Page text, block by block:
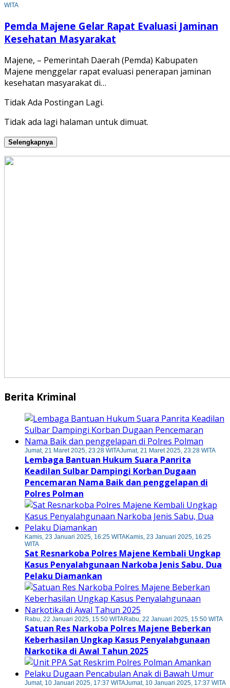
WITA
Pemda Majene Gelar Rapat Evaluasi Jaminan
Kesehatan Masyarakat
Majene, – Pemerintah Daerah (Pemda) Kabupaten
Majene menggelar rapat evaluasi penerapan jaminan
kesehatan masyarakat di…
Tidak Ada Postingan Lagi.
Tidak ada lagi halaman untuk dimuat.
Selengkapnya
Berita Kriminal
Jumat, 21 Maret 2025, 23:28 WITAJumat, 21 Maret 2025, 23:28 WITA
Lembaga Bantuan Hukum Suara Panrita
Keadilan Sulbar Dampingi Korban Dugaan
Pencemaran Nama Baik dan penggelapan di
Polres Polman
Kamis, 23 Januari 2025, 16:25 WITAKamis, 23 Januari 2025, 16:25
WITA
Sat Resnarkoba Polres Majene Kembali Ungkap
Kasus Penyalahgunaan Narkoba Jenis Sabu, Dua
Pelaku Diamankan
Rabu, 22 Januari 2025, 15:50 WITARabu, 22 Januari 2025, 15:50 WITA
Satuan Res Narkoba Polres Majene Beberkan
Keberhasilan Ungkap Kasus Penyalahgunaan
Narkotika di Awal Tahun 2025
Jumat, 10 Januari 2025, 17:37 WITAJumat, 10 Januari 2025, 17:37 WITA